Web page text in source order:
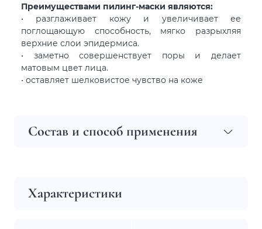
Преимуществами пилинг-маски являются:
• разглаживает кожу и увеличивает ее
поглощающую способность, мягко разрыхляя
верхние слои эпидермиса.
• заметно совершенствует поры и делает
матовым цвет лица.
• оставляет шелковистое чувство на коже
Состав и способ применения
Характеристики